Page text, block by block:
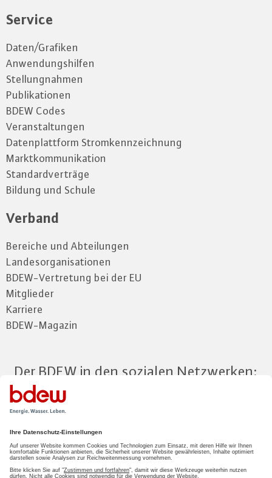
Service
Daten/Grafiken
Anwendungshilfen
Stellungnahmen
Publikationen
BDEW Codes
Veranstaltungen
Datenplattform Stromkennzeichnung
Marktkommunikation
Standardverträge
Bildung und Schule
Verband
Bereiche und Abteilungen
Landesorganisationen
BDEW-Vertretung bei der EU
Mitglieder
Karriere
BDEW-Magazin
Der BDEW in den sozialen Netzwerken:
Zum Mitgliederbereich